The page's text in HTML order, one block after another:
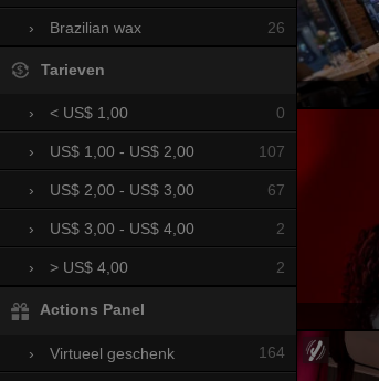
› Brazilian wax 26
Tarieven
› < US$ 1,00 0
› US$ 1,00 - US$ 2,00 107
› US$ 2,00 - US$ 3,00 67
› US$ 3,00 - US$ 4,00 2
› > US$ 4,00 2
Actions Panel
› Virtueel geschenk 164